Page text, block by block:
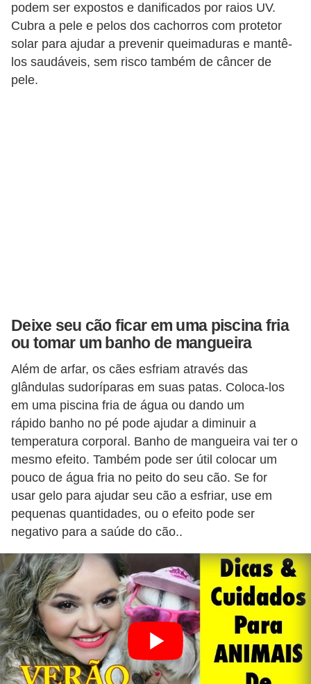
podem ser expostos e danificados por raios UV.
Cubra a pele e pelos dos cachorros com protetor
solar para ajudar a prevenir queimaduras e mantê-
los saudáveis, sem risco também de câncer de
pele.
Deixe seu cão ficar em uma piscina fria
ou tomar um banho de mangueira
Além de arfar, os cães esfriam através das
glândulas sudoríparas em suas patas. Coloca-los
em uma piscina fria de água ou dando um
rápido banho no pé pode ajudar a diminuir a
temperatura corporal. Banho de mangueira vai ter o
mesmo efeito. Também pode ser útil colocar um
pouco de água fria no peito do seu cão. Se for
usar gelo para ajudar seu cão a esfriar, use em
pequenas quantidades, ou o efeito pode ser
negativo para a saúde do cão..
e
i
a
m
e
n
t
a
i
s
R
é
t
e
i
s
e
a